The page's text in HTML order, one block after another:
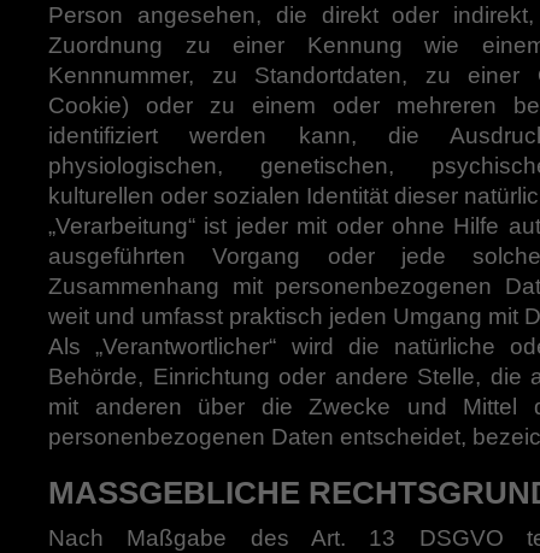
Person angesehen, die direkt oder
Zuordnung zu einer Kennung wie
Kennnummer, zu Standortdaten, zu einer
Cookie) oder zu einem oder mehreren
identifiziert werden kann, die
physiologischen, genetischen,
kulturellen oder sozialen Identität dieser
„Verarbeitung“ ist jeder mit oder ohne Hilfe
ausgeführten Vorgang oder jede
Zusammenhang mit personenbezogenen
weit und umfasst praktisch jeden Umgang mit
Als „Verantwortlicher“ wird die natürliche
Behörde, Einrichtung oder andere Stelle, die
mit anderen über die Zwecke und Mittel
personenbezogenen Daten entscheidet,
MASSGEBLICHE
Nach Maßgabe des Art. 13 DSGVO